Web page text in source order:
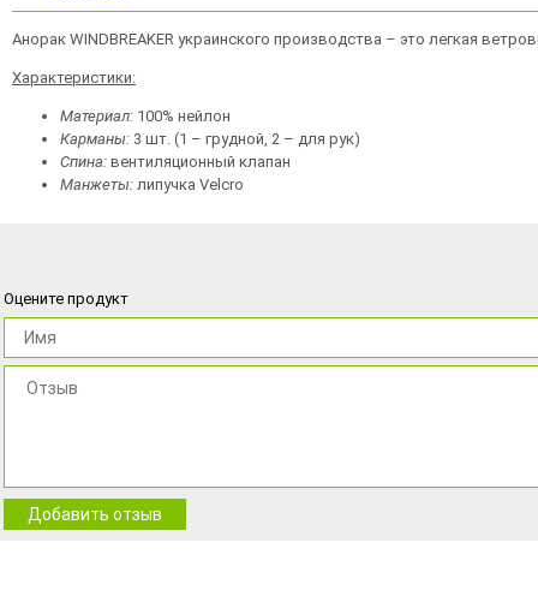
Анорак WINDBREAKER украинского производства – это легкая
Характеристики:
Материал: 100% нейлон
Карманы: 3 шт. (1 – грудной, 2 – для рук)
Спина: вентиляционный клапан
Манжеты: липучка Velcro
Оцените продукт
Добавить отзыв